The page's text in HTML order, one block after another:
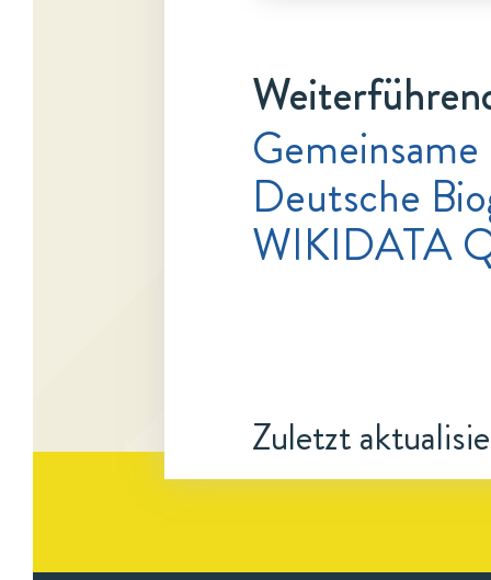
Deutsche
WIKIDATA
Zuletzt